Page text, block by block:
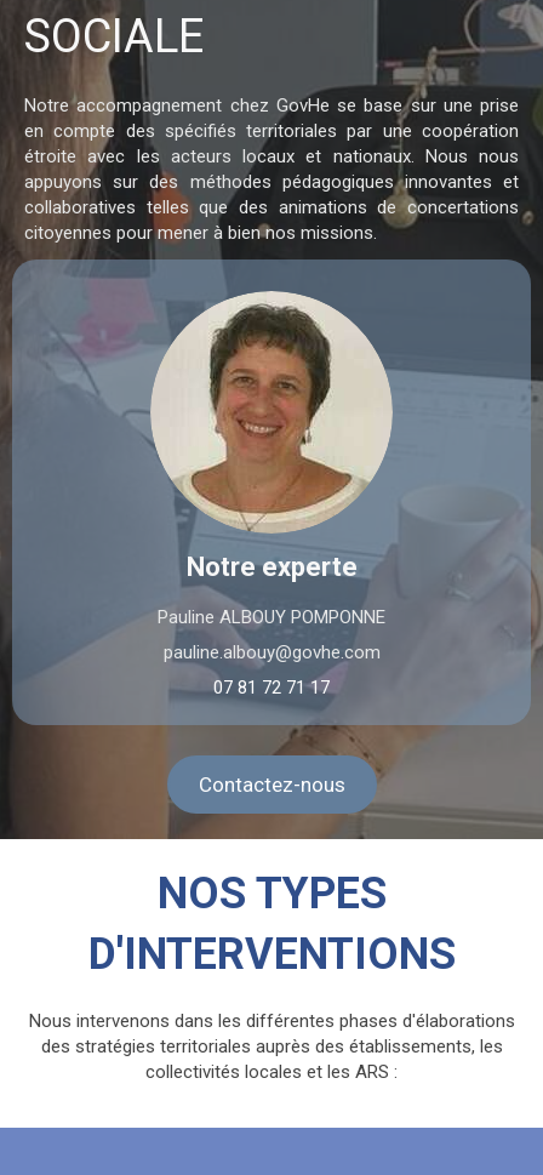
SOCIALE
Notre accompagnement chez GovHe se base sur une prise
en compte des spécifiés territoriales par une coopération
étroite avec les acteurs locaux et nationaux. Nous nous
appuyons sur des méthodes pédagogiques innovantes et
collaboratives telles que des animations de concertations
citoyennes pour mener à bien nos missions.
Notre experte
Pauline ALBOUY POMPONNE
pauline.albouy@govhe.com
07 81 72 71 17
Contactez-nous
NOS TYPES
D'INTERVENTIONS
Nous intervenons dans les différentes phases d'élaborations
des stratégies territoriales auprès des établissements, les
collectivités locales et les ARS :